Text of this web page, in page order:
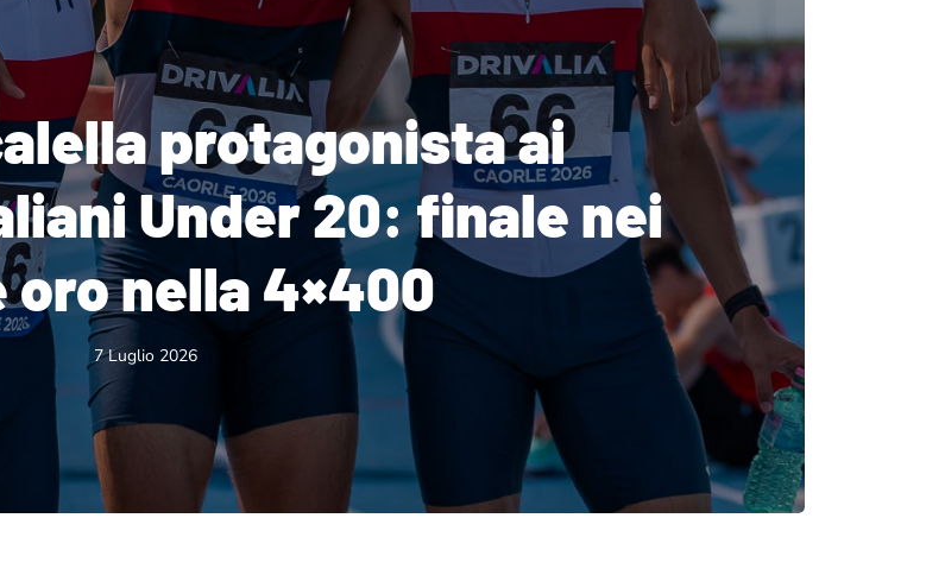
protagonista ai
Under 20: finale nei
oro nella 4×400
7 Luglio 2026